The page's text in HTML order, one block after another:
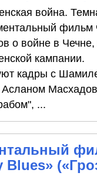
война.
фильм
о войне в
кампании.
кадры с
...
Blues»